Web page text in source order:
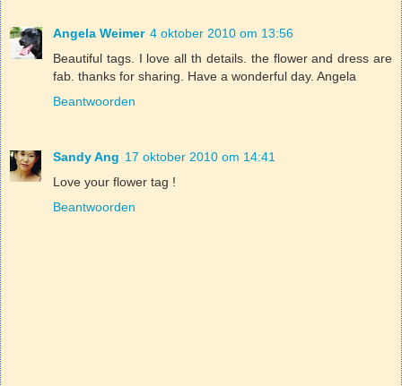
Angela Weimer 4 oktober 2010 om 13:56
Beautiful tags. I love all th details. the flower and dress are
fab. thanks for sharing. Have a wonderful day. Angela
Beantwoorden
Sandy Ang 17 oktober 2010 om 14:41
Love your flower tag !
Beantwoorden